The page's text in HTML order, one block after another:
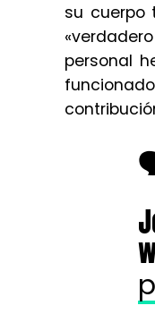
su cuerpo
personal